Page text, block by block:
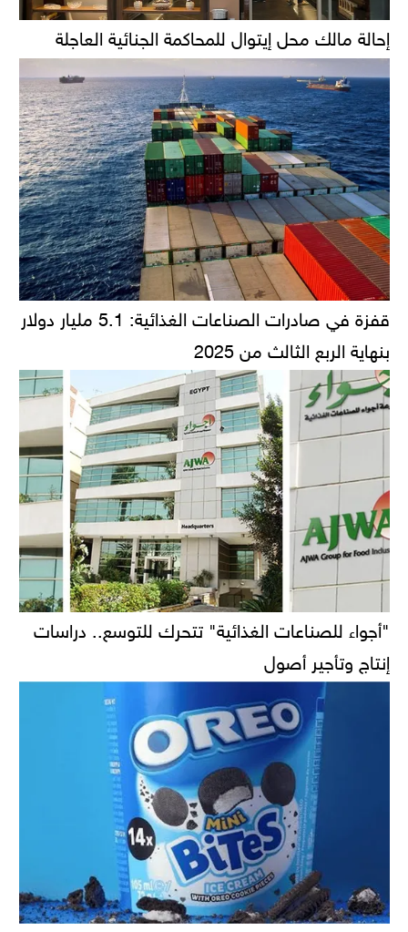
إحالة مالك محل إيتوال للمحاكمة الجنائية العاجلة
قفزة في صادرات الصناعات الغذائية: 5.1 مليار دولار
بنهاية الربع الثالث من 2025
"أجواء للصناعات الغذائية" تتحرك للتوسع.. دراسات
إنتاج وتأجير أصول